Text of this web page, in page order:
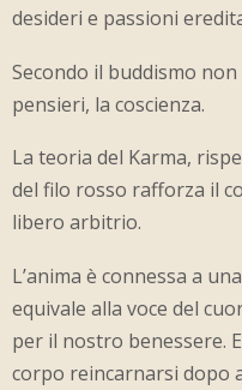
desideri e passioni
Secondo il buddismo
pensieri, la coscienza.
La teoria del Karma,
del filo rosso rafforza il
libero arbitrio.
L’anima è connessa a
equivale alla voce del
per il nostro benessere.
corpo reincarnarsi dopo